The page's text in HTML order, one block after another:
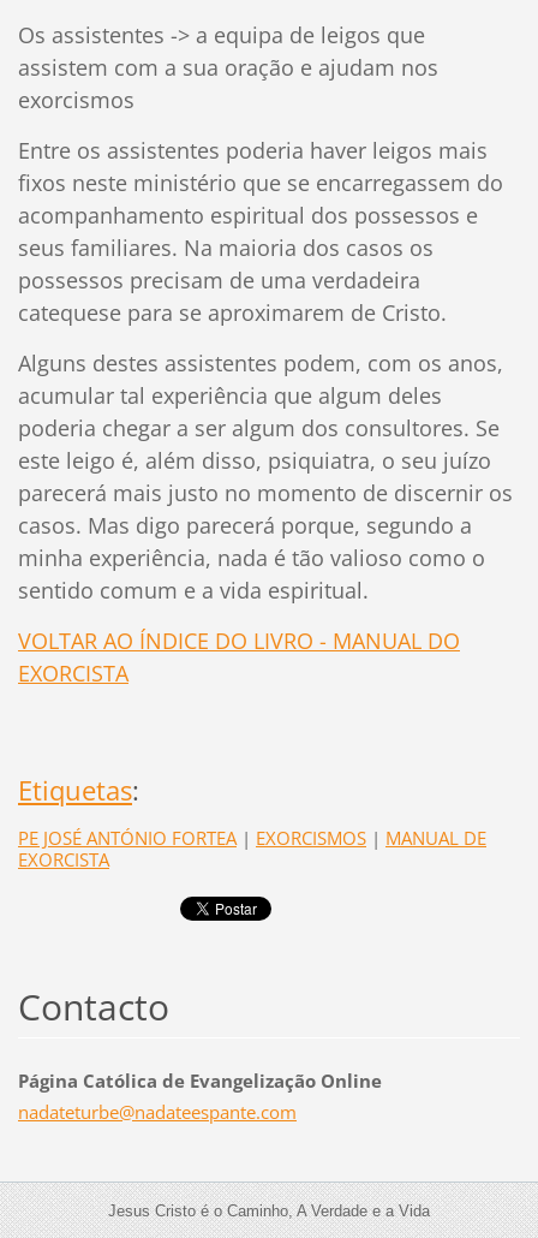
Os assistentes -> a equipa de leigos que
assistem com a sua oração e ajudam nos
exorcismos
Entre os assistentes poderia haver leigos mais
fixos neste ministério que se encarregassem do
acompanhamento espiritual dos possessos e
seus familiares. Na maioria dos casos os
possessos precisam de uma verdadeira
catequese para se aproximarem de Cristo.
Alguns destes assistentes podem, com os anos,
acumular tal experiência que algum deles
poderia chegar a ser algum dos consultores. Se
este leigo é, além disso, psiquiatra, o seu juízo
parecerá mais justo no momento de discernir os
casos. Mas digo parecerá porque, segundo a
minha experiência, nada é tão valioso como o
sentido comum e a vida espiritual.
VOLTAR AO ÍNDICE DO LIVRO - MANUAL DO
EXORCISTA
Etiquetas:
PE JOSÉ ANTÓNIO FORTEA | EXORCISMOS | MANUAL DE
EXORCISTA
Contacto
Página Católica de Evangelização Online
nadateturbe@nadateespante.com
Jesus Cristo é o Caminho, A Verdade e a Vida